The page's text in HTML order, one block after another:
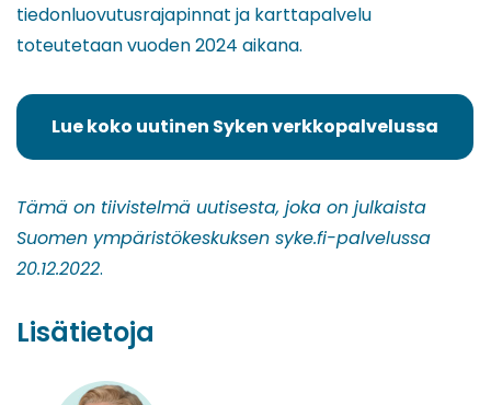
tiedonluovutusrajapinnat ja karttapalvelu
toteutetaan vuoden 2024 aikana.
Lue koko uutinen Syken verkkopalvelussa
(siirryt
palveluun)
Tämä on tiivistelmä uutisesta, joka on julkaista
Suomen ympäristökeskuksen syke.fi-palvelussa
20.12.2022.
Lisätietoja